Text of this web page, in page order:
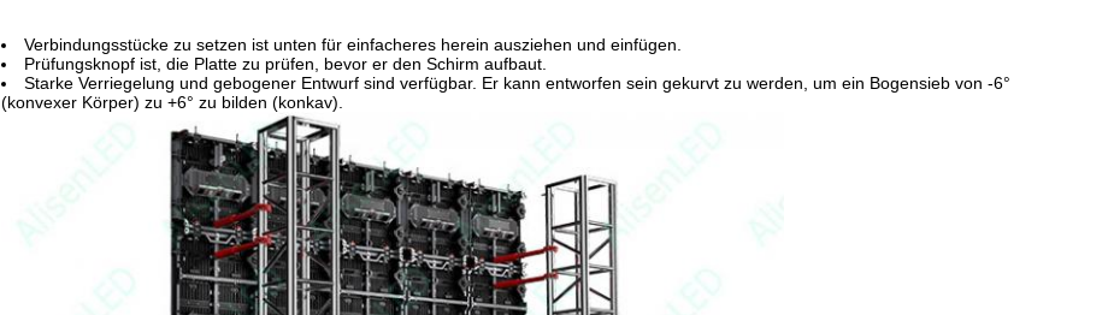
Verbindungsstücke zu setzen ist unten für einfacheres herein ausziehen und einfügen.
Prüfungsknopf ist, die Platte zu prüfen, bevor er den Schirm aufbaut.
Starke Verriegelung und gebogener Entwurf sind verfügbar. Er kann entworfen sein gekurvt zu werden, um ein Bogensieb von -6°
(konvexer Körper) zu +6° zu bilden (konkav).